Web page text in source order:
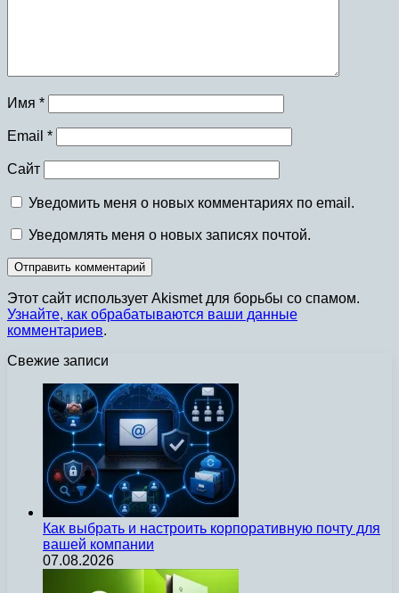
Имя *
Email *
Сайт
Уведомить меня о новых комментариях по email.
Уведомлять меня о новых записях почтой.
Этот сайт использует Akismet для борьбы со спамом.
Узнайте, как обрабатываются ваши данные
комментариев.
Свежие записи
Как выбрать и настроить корпоративную почту для
вашей компании
07.08.2026